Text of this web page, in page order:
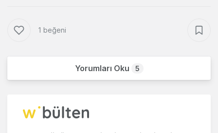
1 beğeni
Yorumları Oku 5